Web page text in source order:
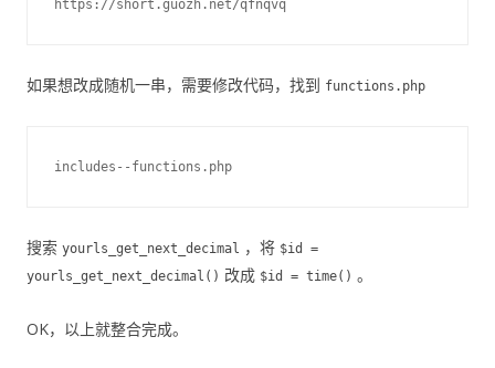
如果想改成随机一串，需要修改代码，找到 functions.php
搜索 yourls_get_next_decimal ，将 $id =
yourls_get_next_decimal() 改成 $id = time() 。
OK，以上就整合完成。